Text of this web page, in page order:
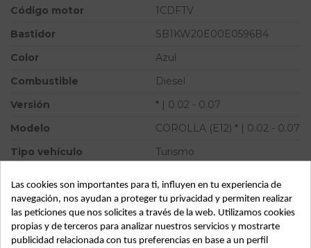
Código motor
1CDFTV
Bastidor
SB1KW20E00E0596B4
Color
Azul
Combustible
Diesel
Versión
* | 0.02 - 0.07
Modelo
COROLLA (E12) * | 0.02 - 0.07
Tipo vehículo
Turismo
SubAlmacén
362
SubSubAlmacén
100028998
Las cookies son importantes para ti, influyen en tu experiencia de
navegación, nos ayudan a proteger tu privacidad y permiten realizar
las peticiones que nos solicites a través de la web. Utilizamos cookies
propias y de terceros para analizar nuestros servicios y mostrarte
publicidad relacionada con tus preferencias en base a un perfil